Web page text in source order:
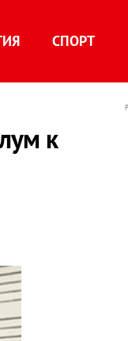
СПОРТ
к